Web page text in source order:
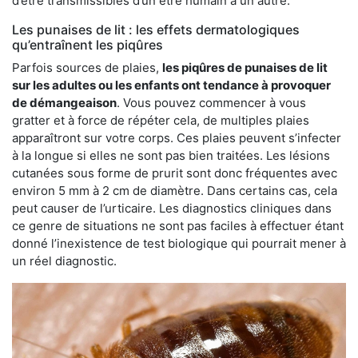
Les punaises de lit : les effets dermatologiques
qu’entraînent les piqûres
Parfois sources de plaies, les piqûres de punaises de lit
sur les adultes ou les enfants ont tendance à provoquer
de démangeaison. Vous pouvez commencer à vous
gratter et à force de répéter cela, de multiples plaies
apparaîtront sur votre corps. Ces plaies peuvent s’infecter
à la longue si elles ne sont pas bien traitées. Les lésions
cutanées sous forme de prurit sont donc fréquentes avec
environ 5 mm à 2 cm de diamètre. Dans certains cas, cela
peut causer de l’urticaire. Les diagnostics cliniques dans
ce genre de situations ne sont pas faciles à effectuer étant
donné l’inexistence de test biologique qui pourrait mener à
un réel diagnostic.